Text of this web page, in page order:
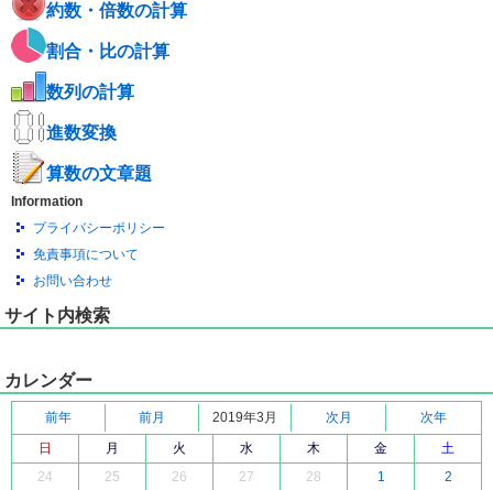
約数・倍数の計算
割合・比の計算
数列の計算
進数変換
算数の文章題
Information
プライバシーポリシー
免責事項について
お問い合わせ
サイト内検索
カレンダー
前年 前月 2019年3月 次月
次年
日
月 火 水 木 金
土
24
25 26 27 28 1 2